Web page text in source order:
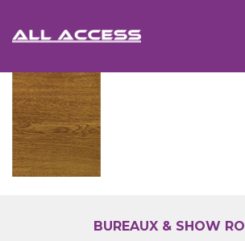
BUREAUX & SHOW